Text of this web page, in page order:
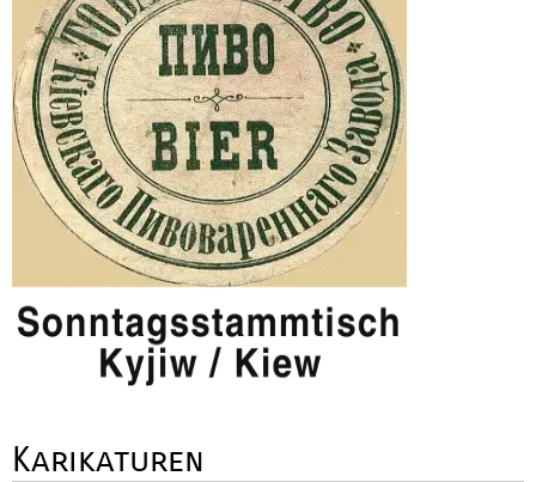
Karikaturen